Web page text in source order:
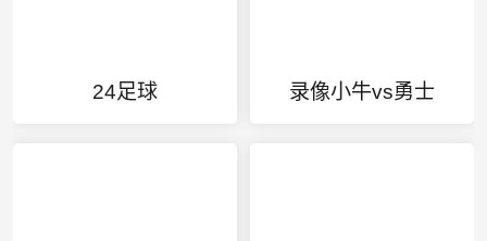
24足球 录像小牛vs勇士